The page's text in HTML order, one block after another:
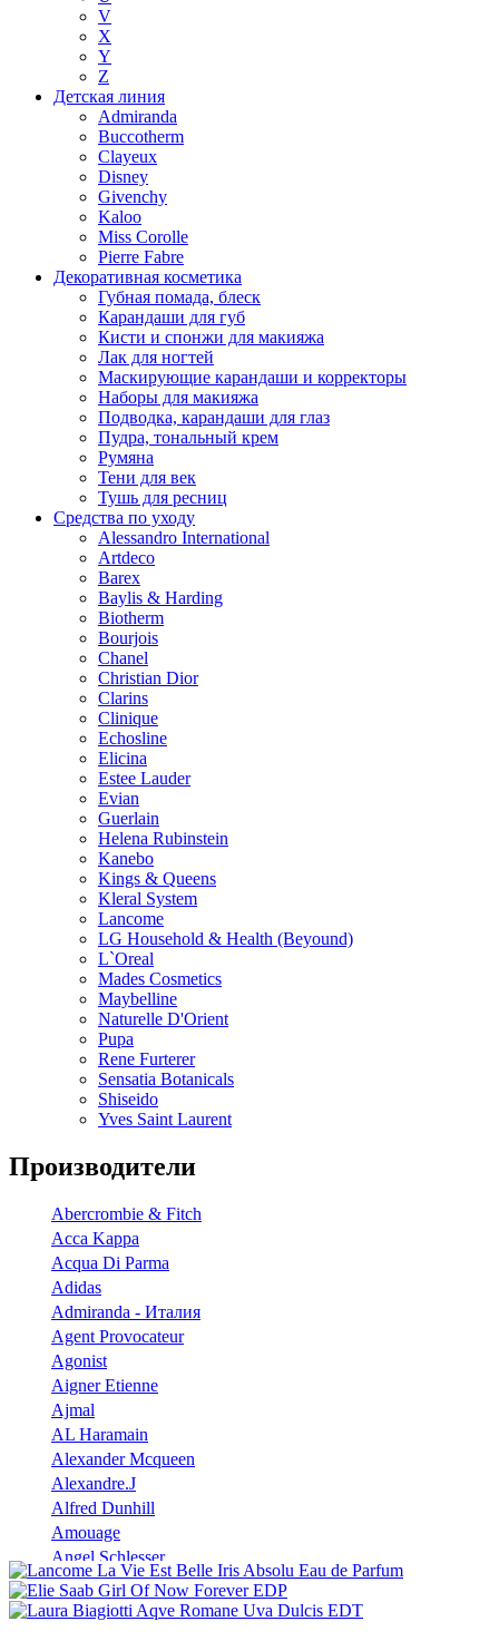
V
X
Y
Z
Детская линия
Admiranda
Buccotherm
Clayeux
Disney
Givenchy
Kaloo
Miss Corolle
Pierre Fabre
Декоративная косметика
Губная помада, блеск
Карандаши для губ
Кисти и спонжи для макияжа
Лак для ногтей
Маскирующие карандаши и корректоры
Наборы для макияжа
Подводка, карандаши для глаз
Пудра, тональный крем
Румяна
Тени для век
Тушь для ресниц
Средства по уходу
Alessandro International
Artdeco
Barex
Baylis & Harding
Biotherm
Bourjois
Chanel
Christian Dior
Clarins
Clinique
Echosline
Elicina
Estee Lauder
Evian
Guerlain
Helena Rubinstein
Kanebo
Kings & Queens
Kleral System
Lancome
LG Household & Health (Beyound)
L`Oreal
Mades Cosmetics
Maybelline
Naturelle D'Orient
Pupa
Rene Furterer
Sensatia Botanicals
Shiseido
Yves Saint Laurent
Производители
Abercrombie & Fitch
Acca Kappa
Acqua Di Parma
Adidas
Admiranda - Италия
Agent Provocateur
Agonist
Aigner Etienne
Ajmal
AL Haramain
Alexander Mcqueen
Alexandre.J
Alfred Dunhill
Amouage
Angel Schlesser
Anna Sui
Annayake